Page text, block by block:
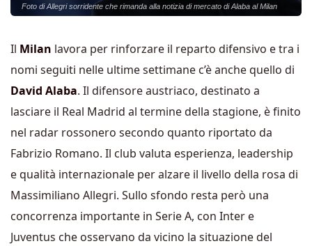
Foto di Allegri sorridente che rimanda alla notizia di mercato di Alaba al Milan
Il Milan lavora per rinforzare il reparto difensivo e tra i
nomi seguiti nelle ultime settimane c’è anche quello di
David Alaba. Il difensore austriaco, destinato a
lasciare il Real Madrid al termine della stagione, è finito
nel radar rossonero secondo quanto riportato da
Fabrizio Romano. Il club valuta esperienza, leadership
e qualità internazionale per alzare il livello della rosa di
Massimiliano Allegri. Sullo sfondo resta però una
concorrenza importante in Serie A, con Inter e
Juventus che osservano da vicino la situazione del